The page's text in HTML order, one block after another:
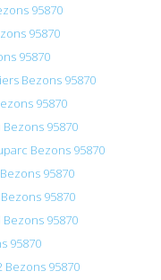
95870
95870
95870
Bezons 95870
95870
95870
Bezons 95870
95870
95870
95870
95870
Bezons 95870